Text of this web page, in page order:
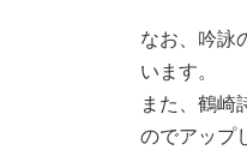
なお、吟詠
います。
また、鶴崎
のでアップ